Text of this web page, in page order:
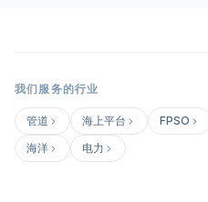
我们服务的行业
管道 海上平台 FPSO
海洋
电力